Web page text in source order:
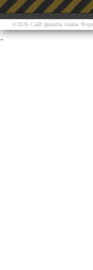
©2026 Сайт фанатів гонок